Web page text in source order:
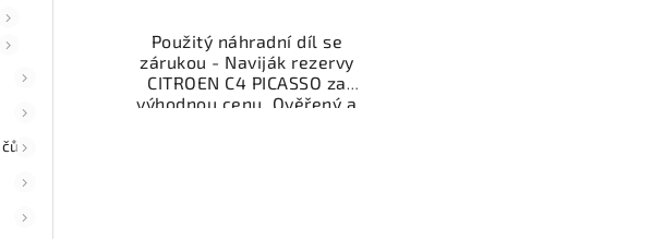
Použitý náhradní díl se
zárukou - Naviják rezervy
CITROEN C4 PICASSO za
výhodnou cenu. Ověřený a